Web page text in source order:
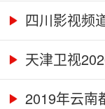
四川影视频
天津卫视
2019年云南